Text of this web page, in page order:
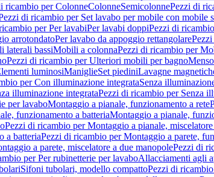
ricambio per ColonneColonneSemicolonnePezzi di
di ricambio per Set lavabo per mobile con mobile
per Per lavabiPer lavabi doppiPezzi di
arrotondatoPer lavabo da appoggio rettangolare
laterali bassiMobili a colonnaPezzi di ricambio per
Pezzi di ricambio per Ulteriori mobili per bagno
luminosiManiglieSet piediniLavagne
per Con illuminazione integrataSenza
illuminazione integrataPezzi di ricambio per Senza
per lavaboMontaggio a pianale, funzionamento a rete
funzionamento a batteriaMontaggio a pianale,
Pezzi di ricambio per Montaggio a pianale,
a batteriaPezzi di ricambio per Montaggio a parete,
a parete, miscelatore a due manopolePezzi di
per Per rubinetterie per lavaboAllacciamenti agli
Sifoni tubolari, modello compattoPezzi di